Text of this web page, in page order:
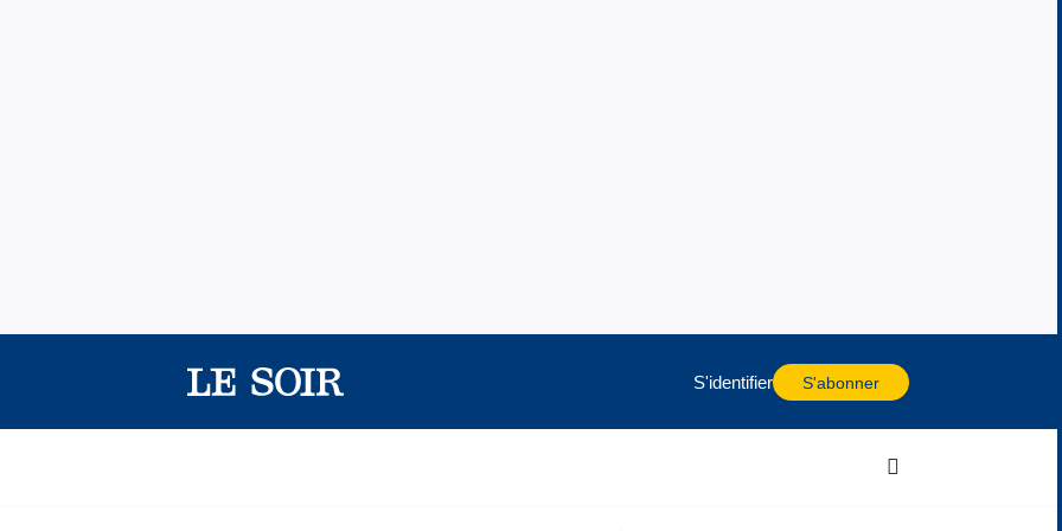
S'identifier S'abonner